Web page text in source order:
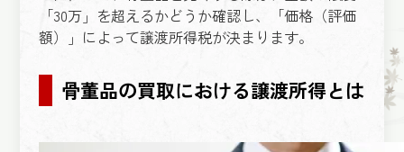
「30万」を超えるかどうか確認し、「価格（評価
額）」によって譲渡所得税が決まります。
骨董品の買取における譲渡所得とは